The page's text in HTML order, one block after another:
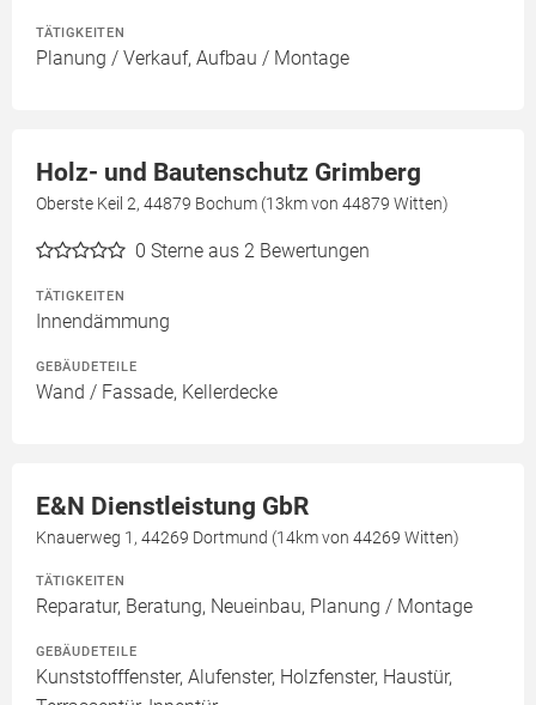
TÄTIGKEITEN
Planung / Verkauf, Aufbau / Montage
Holz- und Bautenschutz Grimberg
Oberste Keil 2, 44879 Bochum (13km von 44879 Witten)
0 Sterne aus 2 Bewertungen
TÄTIGKEITEN
Innendämmung
GEBÄUDETEILE
Wand / Fassade, Kellerdecke
E&N Dienstleistung GbR
Knauerweg 1, 44269 Dortmund (14km von 44269 Witten)
TÄTIGKEITEN
Reparatur, Beratung, Neueinbau, Planung / Montage
GEBÄUDETEILE
Kunststofffenster, Alufenster, Holzfenster, Haustür,